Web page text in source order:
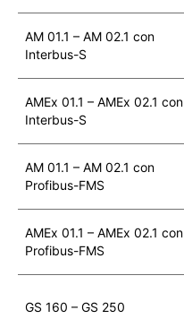
AM 01.1 – AM 02.1 con
Interbus-S
AMEx 01.1 – AMEx 02.1 con
Interbus-S
AM 01.1 – AM 02.1 con
Profibus-FMS
AMEx 01.1 – AMEx 02.1 con
Profibus-FMS
GS 160 – GS 250